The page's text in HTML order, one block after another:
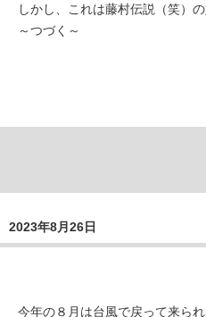
しかし、これは藤村伝説（笑）
～つづく～
2023年8月26日
今年の８月は台風で戻って来ら